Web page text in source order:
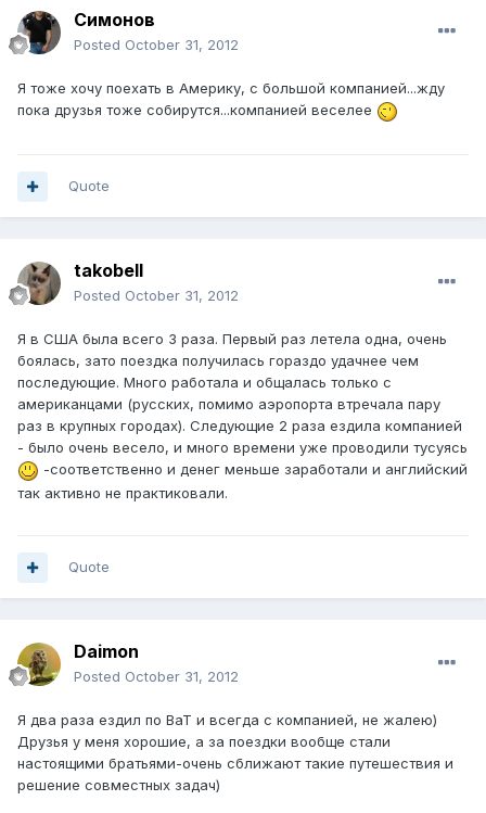
Симонов
Posted October 31, 2012
Я тоже хочу поехать в Америку, с большой компанией...жду
пока друзья тоже собирутся...компанией веселее
Quote
takobell
Posted October 31, 2012
Я в США была всего 3 раза. Первый раз летела одна, очень
боялась, зато поездка получилась гораздо удачнее чем
последующие. Много работала и общалась только с
американцами (русских, помимо аэропорта втречала пару
раз в крупных городах). Следующие 2 раза ездила компанией
- было очень весело, и много времени уже проводили тусуясь
-соответственно и денег меньше заработали и английский
так активно не практиковали.
Quote
Daimon
Posted October 31, 2012
Я два раза ездил по ВаТ и всегда с компанией, не жалею)
Друзья у меня хорошие, а за поездки вообще стали
настоящими братьями-очень сближают такие путешествия и
решение совместных задач)